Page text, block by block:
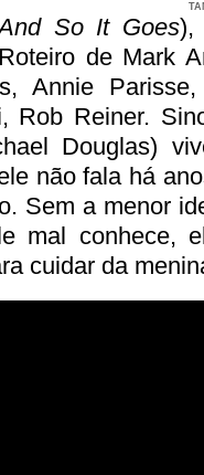
So It Goes),
de Mark
Annie
Rob Reiner.
Douglas)
não fala há
Sem a menor
mal conhece,
cuidar da